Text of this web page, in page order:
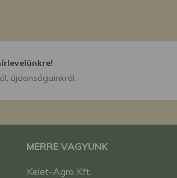
újdonságainkról.
MERRE VAGYUNK
Kelet-Agro Kft.